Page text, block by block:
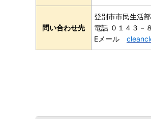
問い合わせ先
登別市市民生活
電話 ０１４３－
Eメール